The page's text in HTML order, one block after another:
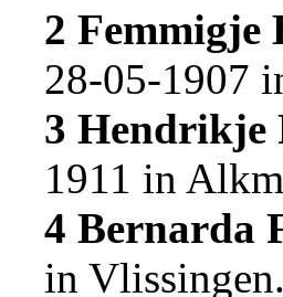
2 Femmigje
28-05-1907
3 Hendrikje
1911 in
4 Bernarda
in Vlissingen.